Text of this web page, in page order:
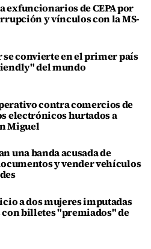
exfuncionarios de CEPA por
y vínculos con la MS-
se convierte en el primer país
del mundo
contra comercios de
electrónicos hurtados a
Miguel
una banda acusada de
y vender vehículos
a dos mujeres imputadas
con billetes "premiados" de